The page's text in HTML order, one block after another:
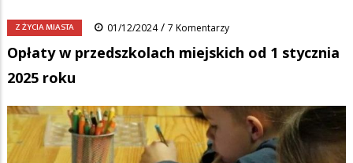
Z ŻYCIA MIASTA 01/12/2024/ 7 Komentarzy
Opłaty w przedszkolach miejskich od 1 stycznia
2025 roku